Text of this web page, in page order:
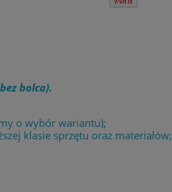
bolca).
o wybór wariantu);
klasie sprzętu oraz materiałów;